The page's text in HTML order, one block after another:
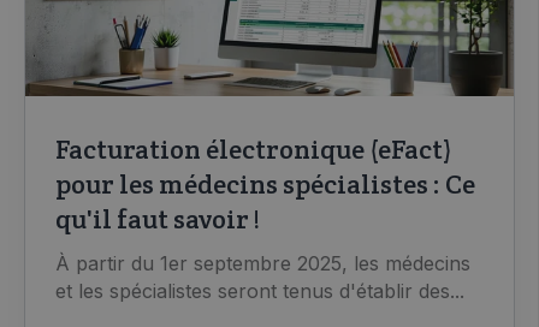
Facturation électronique (eFact)
pour les médecins spécialistes : Ce
qu'il faut savoir !
À partir du 1er septembre 2025, les médecins
et les spécialistes seront tenus d'établir des...